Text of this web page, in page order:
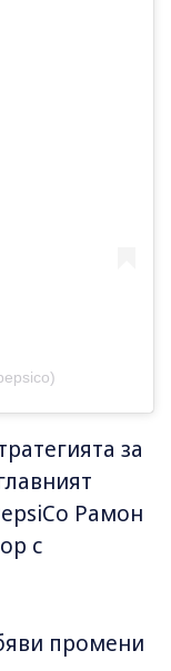
за
Рамон
с
промени